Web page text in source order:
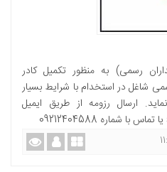
رسمی) به منظور تکمیل کادر
شاغل در استخدام با شرایط بسیار
ارسال رزومه از طریق ایمیل